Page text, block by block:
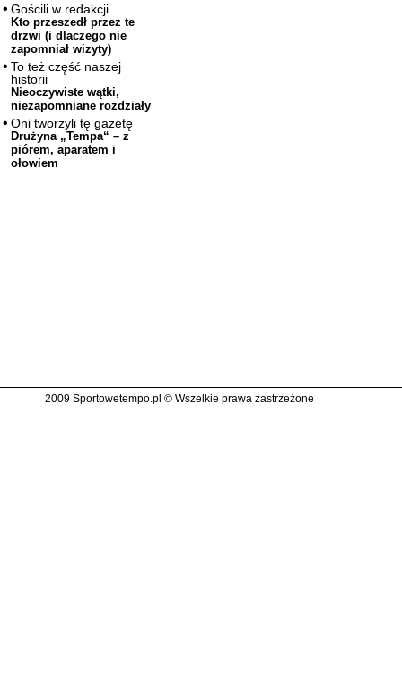
Gościli w redakcji
Kto przeszedł przez te
drzwi (i dlaczego nie
zapomniał wizyty)
To też część naszej
historii
Nieoczywiste wątki,
niezapomniane rozdziały
Oni tworzyli tę gazetę
Drużyna „Tempa“ – z
piórem, aparatem i
ołowiem
2009 Sportowetempo.pl © Wszelkie prawa zastrzeżone